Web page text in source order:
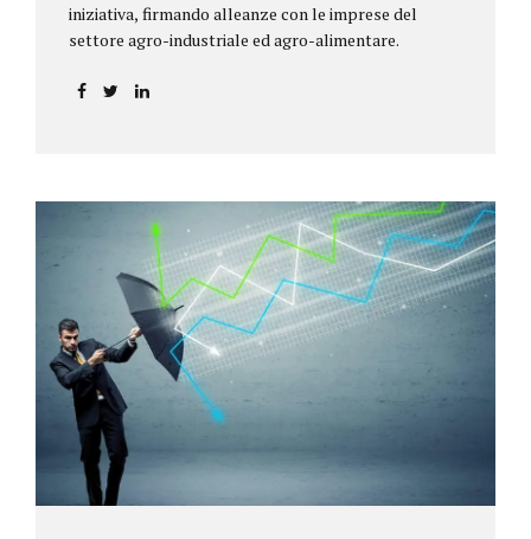
iniziativa, firmando alleanze con le imprese del
settore agro-industriale ed agro-alimentare.